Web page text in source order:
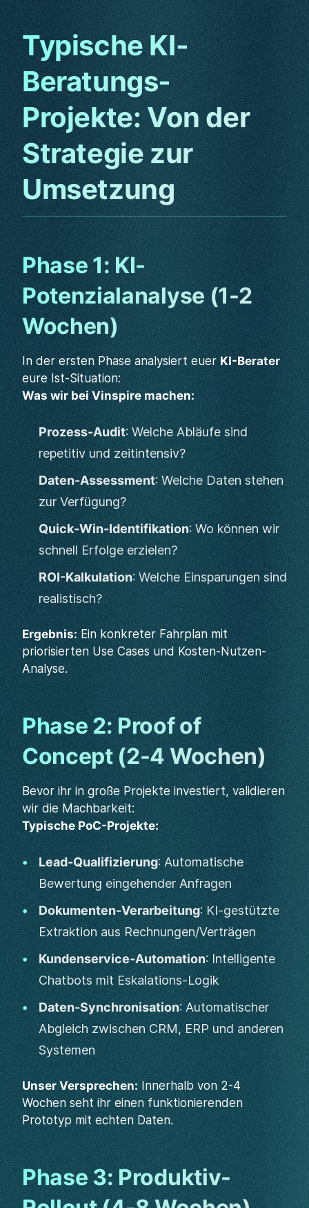
Typische KI-
Beratungs-
Projekte: Von der
Strategie zur
Umsetzung
Phase 1: KI-
Potenzialanalyse (1-2
Wochen)
In der ersten Phase analysiert euer KI-Berater
eure Ist-Situation:
Was wir bei Vinspire machen:
Prozess-Audit: Welche Abläufe sind
repetitiv und zeitintensiv?
Daten-Assessment: Welche Daten stehen
zur Verfügung?
Quick-Win-Identifikation: Wo können wir
schnell Erfolge erzielen?
ROI-Kalkulation: Welche Einsparungen sind
realistisch?
Ergebnis: Ein konkreter Fahrplan mit
priorisierten Use Cases und Kosten-Nutzen-
Analyse.
Phase 2: Proof of
Concept (2-4 Wochen)
Bevor ihr in große Projekte investiert, validieren
wir die Machbarkeit:
Typische PoC-Projekte:
Lead-Qualifizierung: Automatische
Bewertung eingehender Anfragen
Dokumenten-Verarbeitung: KI-gestützte
Extraktion aus Rechnungen/Verträgen
Kundenservice-Automation: Intelligente
Chatbots mit Eskalations-Logik
Daten-Synchronisation: Automatischer
Abgleich zwischen CRM, ERP und anderen
Systemen
Unser Versprechen: Innerhalb von 2-4
Wochen seht ihr einen funktionierenden
Prototyp mit echten Daten.
Phase 3: Produktiv-